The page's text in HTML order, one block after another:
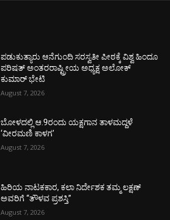
ಪಡುಕುತ್ಯಾರು ಆನೆಗುಂದಿ ಸರಸ್ವತೀ ಪೀಠಕ್ಕೆ ವಿಶ್ವ ಹಿಂದೂ
ಪರಿಷತ್ ಅಂತರರಾಷ್ಟ್ರೀಯ ಅಧ್ಯಕ್ಷ ಅಲೋಕ್
ಕುಮಾರ್ ಭೇಟಿ
August 7, 2026
ಬೋಳದಲ್ಲಿ ಆ.9ರಂದು ಯಕ್ಷಗಾನ ತಾಳಮದ್ದಳೆ
‘ವೀರಮಣಿ ಕಾಳಗ’
August 7, 2026
ಹಿರಿಯ ನಾಟಕಕಾರ, ಕಲಾ ನಿರ್ದೇಶಕ ತಮ್ಮ ಲಕ್ಷಣ್
ಅವರಿಗೆ “ತೌಳವ ಪ್ರಶಸ್ತಿ”
August 7, 2026